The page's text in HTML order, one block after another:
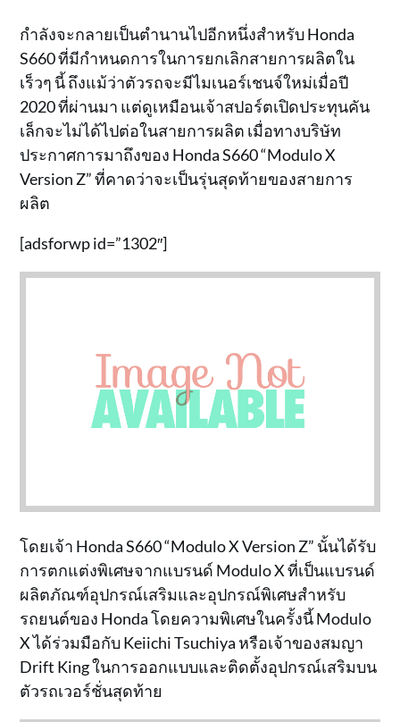
กำลังจะกลายเป็นตำนานไปอีกหนึ่งสำหรับ Honda
S660 ที่มีกำหนดการในการยกเลิกสายการผลิตใน
เร็วๆ นี้ ถึงแม้ว่าตัวรถจะมีไมเนอร์เชนจ์ใหม่เมื่อปี
2020 ที่ผ่านมา แต่ดูเหมือนเจ้าสปอร์ตเปิดประทุนคัน
เล็กจะไม่ได้ไปต่อในสายการผลิต เมื่อทางบริษัท
ประกาศการมาถึงของ Honda S660 “Modulo X
Version Z” ที่คาดว่าจะเป็นรุ่นสุดท้ายของสายการ
ผลิต
[adsforwp id=”1302″]
โดยเจ้า Honda S660 “Modulo X Version Z” นั้นได้รับ
การตกแต่งพิเศษจากแบรนด์ Modulo X ที่เป็นแบรนด์
ผลิตภัณฑ์อุปกรณ์เสริมและอุปกรณ์พิเศษสำหรับ
รถยนต์ของ Honda โดยความพิเศษในครั้งนี้ Modulo
X ได้ร่วมมือกับ Keiichi Tsuchiya หรือเจ้าของสมญา
Drift King ในการออกแบบและติดตั้งอุปกรณ์เสริมบน
ตัวรถเวอร์ชั่นสุดท้าย